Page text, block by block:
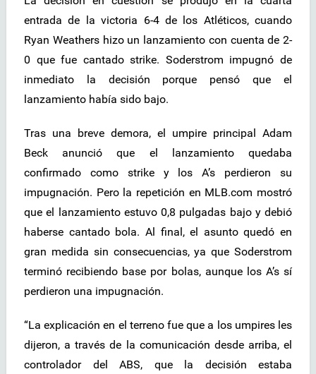
entrada de la victoria 6-4 de los Atléticos, cuando
Ryan Weathers hizo un lanzamiento con cuenta de 2-
0 que fue cantado strike. Soderstrom impugnó de
inmediato la decisión porque pensó que el
lanzamiento había sido bajo.
Tras una breve demora, el umpire principal Adam
Beck anunció que el lanzamiento quedaba
confirmado como strike y los A’s perdieron su
impugnación. Pero la repetición en MLB.com mostró
que el lanzamiento estuvo 0,8 pulgadas bajo y debió
haberse cantado bola. Al final, el asunto quedó en
gran medida sin consecuencias, ya que Soderstrom
terminó recibiendo base por bolas, aunque los A’s sí
perdieron una impugnación.
“La explicación en el terreno fue que a los umpires les
dijeron, a través de la comunicación desde arriba, el
controlador del ABS, que la decisión estaba